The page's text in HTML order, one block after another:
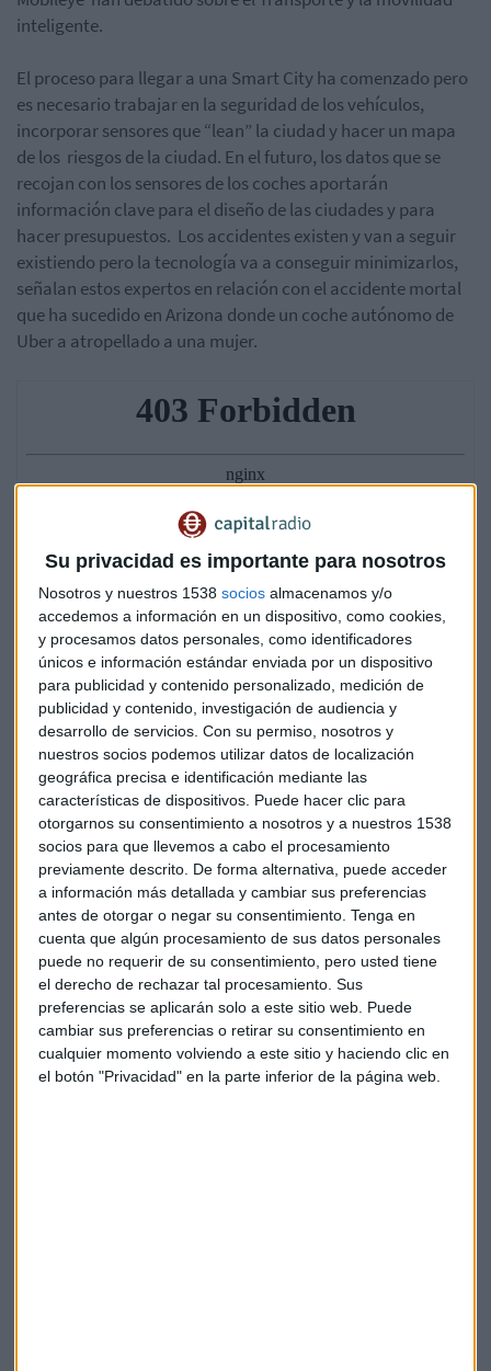
Su privacidad es importante para nosotros
Nosotros y nuestros 1538 socios almacenamos y/o
accedemos a información en un dispositivo, como cookies,
y procesamos datos personales, como identificadores
únicos e información estándar enviada por un dispositivo
para publicidad y contenido personalizado, medición de
publicidad y contenido, investigación de audiencia y
desarrollo de servicios. Con su permiso, nosotros y
nuestros socios podemos utilizar datos de localización
geográfica precisa e identificación mediante las
características de dispositivos. Puede hacer clic para
otorgarnos su consentimiento a nosotros y a nuestros 1538
socios para que llevemos a cabo el procesamiento
previamente descrito. De forma alternativa, puede acceder
a información más detallada y cambiar sus preferencias
antes de otorgar o negar su consentimiento. Tenga en
cuenta que algún procesamiento de sus datos personales
puede no requerir de su consentimiento, pero usted tiene
el derecho de rechazar tal procesamiento. Sus
preferencias se aplicarán solo a este sitio web. Puede
cambiar sus preferencias o retirar su consentimiento en
cualquier momento volviendo a este sitio y haciendo clic en
el botón "Privacidad" en la parte inferior de la página web.
inteligente.
El proceso para llegar a una Smart City ha comenzado pero
es necesario trabajar en la seguridad de los vehículos,
incorporar sensores que “lean” la ciudad y hacer un mapa
de los riesgos de la ciudad. En el futuro, los datos que se
recojan con los sensores de los coches aportarán
información clave para el diseño de las ciudades y para
hacer presupuestos. Los accidentes existen y van a seguir
existiendo pero la tecnología va a conseguir minimizarlos,
señalan estos expertos en relación con el accidente mortal
que ha sucedido en Arizona donde un coche autónomo de
Uber a atropellado a una mujer.
Los expertos creen que todo se acelerará en los próximos
años y sobre todo con los nativos digitales, los que ahora
tienen menos de 12 años, más acostumbrados a la
tecnología y que exigirán prácticamente lo mismo a un
coche que a un smartphone.
Respecto a la implicación de las administraciones en el
desarrollo de las Smart City, coinciden en que los gobiernos
locales “tienen ganas” de formarla pero también reconocen
que los Ayuntamientos están muy maniatados porque están
basados en modelos muy antiguos y llevará tiempo. Está
fallando la interconexión entre estrategias europeas y